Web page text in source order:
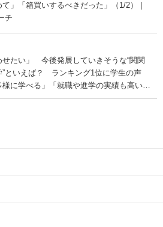
」「箱買いするべきだった」（1/2） |
チ
せたい」 今後発展していきそうな“関関
”といえば？ ランキング1位に学生の声
様に学べる」「就職や進学の実績も高い」